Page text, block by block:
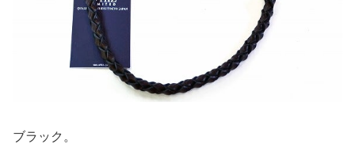
ブラック。